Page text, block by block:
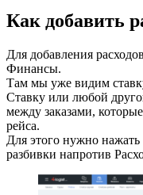
Как добавить
Для добавления
Финансы.
Там мы уже видим
Ставку или любой
между заказами,
рейса.
Для этого нужно
разбивки напротив